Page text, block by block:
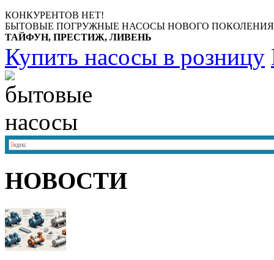
КОНКУРЕНТОВ НЕТ!
БЫТОВЫЕ ПОГРУЖНЫЕ НАСОСЫ НОВОГО
ТАЙФУН, ПРЕСТИЖ, ЛИВЕНЬ
Купить насосы в розницу
НОВОСТИ